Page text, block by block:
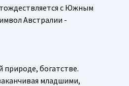
с Южным
Австралии -
природе, богатстве.
младшими,